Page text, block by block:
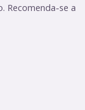
Recomenda-se a